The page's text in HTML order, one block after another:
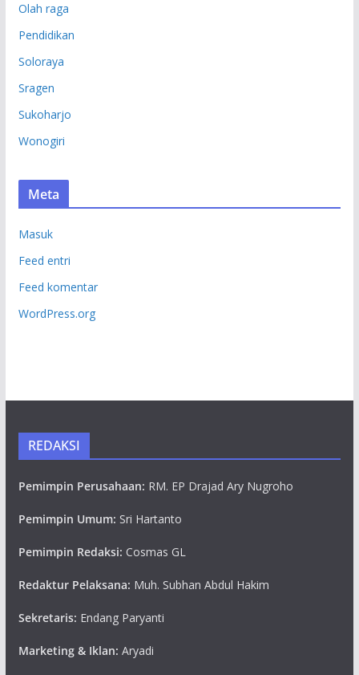
Olah raga
Pendidikan
Soloraya
Sragen
Sukoharjo
Wonogiri
Meta
Masuk
Feed entri
Feed komentar
WordPress.org
REDAKSI
Pemimpin Perusahaan: RM. EP Drajad Ary Nugroho
Pemimpin Umum: Sri Hartanto
Pemimpin Redaksi: Cosmas GL
Redaktur Pelaksana: Muh. Subhan Abdul Hakim
Sekretaris: Endang Paryanti
Marketing & Iklan: Aryadi